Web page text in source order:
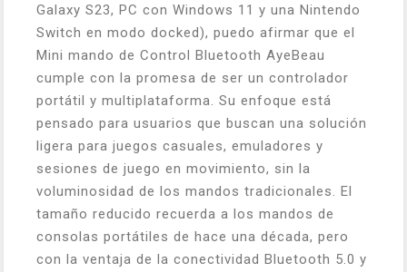
Galaxy S23, PC con Windows 11 y una Nintendo
Switch en modo docked), puedo afirmar que el
Mini mando de Control Bluetooth AyeBeau
cumple con la promesa de ser un controlador
portátil y multiplataforma. Su enfoque está
pensado para usuarios que buscan una solución
ligera para juegos casuales, emuladores y
sesiones de juego en movimiento, sin la
voluminosidad de los mandos tradicionales. El
tamaño reducido recuerda a los mandos de
consolas portátiles de hace una década, pero
con la ventaja de la conectividad Bluetooth 5.0 y